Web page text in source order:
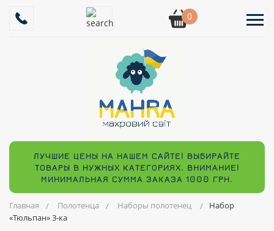
0
ЛУЧШИЕ ЦЕНЫ НА НАШЕМ САЙТЕ! ВЫБИРАЙТЕ
ТОВАРЫ В НУЖНЫХ КАТЕГОРИЯХ. ВНИМАНИЕ!
МИНИМАЛЬНАЯ СУММА ЗАКАЗА 1000 ГРН.
Главная Полотенца Наборы полотенец
Набор
«Тюльпан» 3-ка